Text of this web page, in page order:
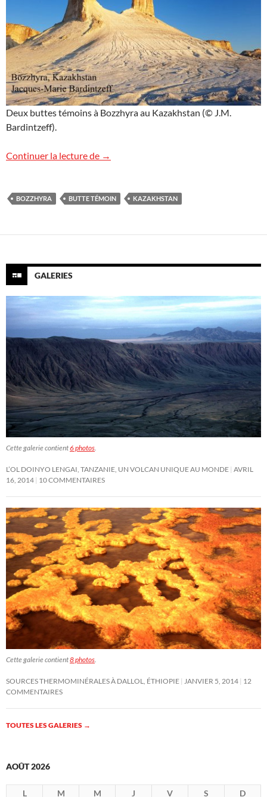
Deux buttes témoins à Bozzhyra au Kazakhstan (© J.M.
Bardintzeff).
Continuer la lecture de Une bonne année 2020
→
BOZZHYRA BUTTE TÉMOIN KAZAKHSTAN
GALERIES
Cette galerie contient6 photos.
L’OL DOINYO LENGAI, TANZANIE, UN VOLCAN UNIQUE AU MONDE AVRIL
16, 2014 10 COMMENTAIRES
Cette galerie contient8 photos.
SOURCES THERMOMINÉRALES À DALLOL, ÉTHIOPIE JANVIER 5, 2014 12
COMMENTAIRES
TOUTES LES GALERIES →
AOÛT 2026
L M M J V S D